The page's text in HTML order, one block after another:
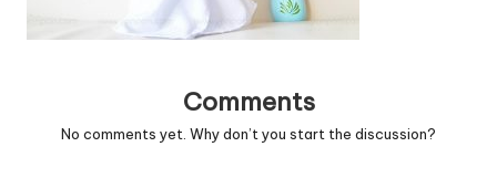
Comments
No comments yet. Why don’t you start the discussion?